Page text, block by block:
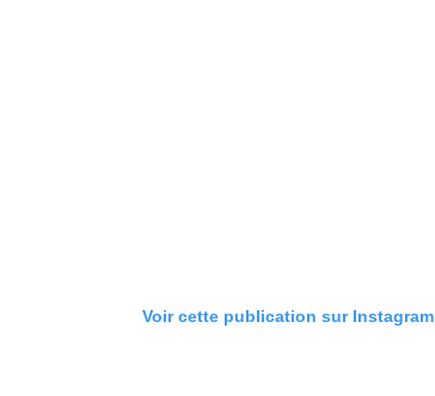
Voir cette publication sur Instagram